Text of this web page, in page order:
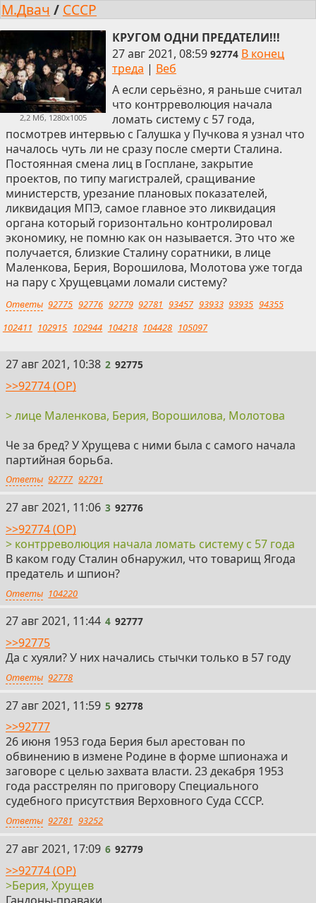
М.Двач / СССР
2,2 Мб, 1280x1005
КРУГОМ ОДНИ ПРЕДАТЕЛИ!!!
27 авг 2021, 08:59 92774 В конец
треда | Веб
А если серьёзно, я раньше считал
что контрреволюция начала
ломать систему с 57 года,
посмотрев интервью с Галушка у Пучкова я узнал что
началось чуть ли не сразу после смерти Сталина.
Постоянная смена лиц в Госплане, закрытие
проектов, по типу магистралей, сращивание
министерств, урезание плановых показателей,
ликвидация МПЭ, самое главное это ликвидация
органа который горизонтально контролировал
экономику, не помню как он называется. Это что же
получается, близкие Сталину соратники, в лице
Маленкова, Берия, Ворошилова, Молотова уже тогда
на пару с Хрущевцами ломали систему?
Ответы 92775 92776 92779 92781 93457 93933 93935 94355
102411 102915 102944 104218 104428 105097
2
27 авг 2021, 10:38 2 92775
>>92774 (OP)
> лице Маленкова, Берия, Ворошилова, Молотова
Че за бред? У Хрущева с ними была с самого начала
партийная борьба.
Ответы 92777 92791
3
27 авг 2021, 11:06 3 92776
>>92774 (OP)
> контрреволюция начала ломать систему с 57 года
В каком году Сталин обнаружил, что товарищ Ягода
предатель и шпион?
Ответы 104220
4
27 авг 2021, 11:44 4 92777
>>92775
Да с хуяли? У них начались стычки только в 57 году
Ответы 92778
5
27 авг 2021, 11:59 5 92778
>>92777
26 июня 1953 года Берия был арестован по
обвинению в измене Родине в форме шпионажа и
заговоре с целью захвата власти. 23 декабря 1953
года расстрелян по приговору Специального
судебного присутствия Верховного Суда СССР.
Ответы 92781 93252
6
27 авг 2021, 17:09 6 92779
>>92774 (OP)
>Берия, Хрущев
Гандоны-праваки